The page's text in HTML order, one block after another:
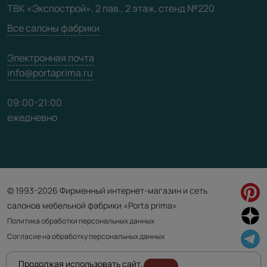
Карта сайта
ТВК «Экспострой», 2 пав., 2 этаж, стенд №220
Все салоны фабрики
Электронная почта
info@portaprima.ru
09:00-21:00
ежедневно
© 1993-2026 Фирменный интернет-магазин и сеть
салонов мебельной фабрики «Porta prima»
Политика обработки персональных данных
Согласие на обработку персональных данных
Продолжая использовать сайт,